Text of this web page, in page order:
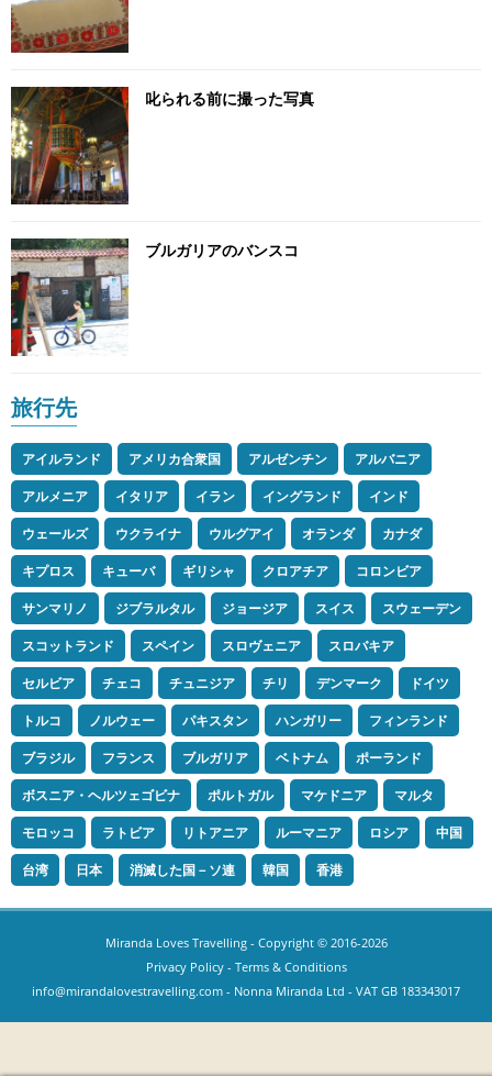
叱られる前に撮った写真
ブルガリアのバンスコ
旅行先
アイルランド アメリカ合衆国 アルゼンチン
アルバニア
アルメニア
イタリア イラン イングランド
インド
ウェールズ
ウクライナ ウルグアイ オランダ
カナダ
キプロス
キューバ ギリシャ クロアチア
コロンビア
サンマリノ
ジブラルタル ジョージア スイス
スウェーデン
スコットランド
スペイン スロヴェニア
スロバキア
セルビア
チェコ チュニジア チリ デンマーク
ドイツ
トルコ
ノルウェー パキスタン ハンガリー
フィンランド
ブラジル
フランス ブルガリア ベトナム
ポーランド
ボスニア・ヘルツェゴビナ
ポルトガル マケドニア
マルタ
モロッコ
ラトビア リトアニア ルーマニア ロシア
中国
台湾
日本 消滅した国－ソ連 韓国 香港
Miranda Loves Travelling- Copyright © 2016-2026
Privacy Policy- Terms & Conditions
info@mirandalovestravelling.com - Nonna Miranda Ltd - VAT GB 183343017